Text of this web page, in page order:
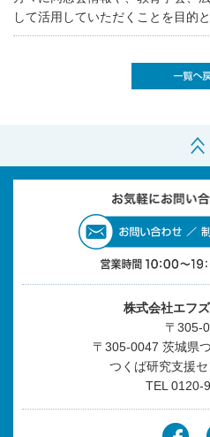
して活用していただくことを目的
株式会社エフ
〒305-
〒305-0047 茨城県
つくば研究支援
TEL 0120-